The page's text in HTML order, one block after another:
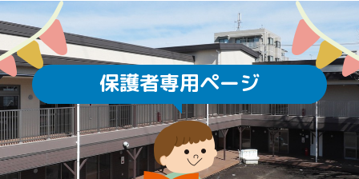
保護者専用ページ